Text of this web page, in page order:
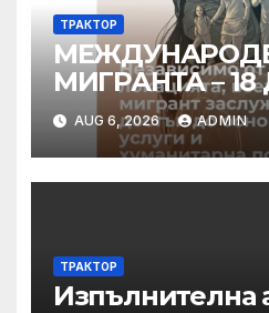
ТРАКТОР
МИГРАНТА –
AUG 6, 2026 ADMIN
ТРАКТОР
Изпълнителна